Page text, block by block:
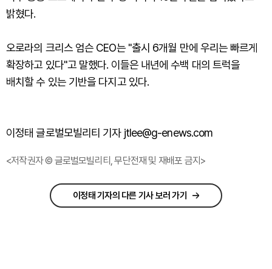
밝혔다.
오로라의 크리스 엄슨 CEO는 "출시 6개월 만에 우리는 빠르게
확장하고 있다"고 말했다. 이들은 내년에 수백 대의 트럭을
배치할 수 있는 기반을 다지고 있다.
이정태 글로벌모빌리티 기자 jtlee@g-enews.com
<저작권자 © 글로벌모빌리티, 무단전재 및 재배포 금지>
이정태 기자의 다른 기사 보러 가기